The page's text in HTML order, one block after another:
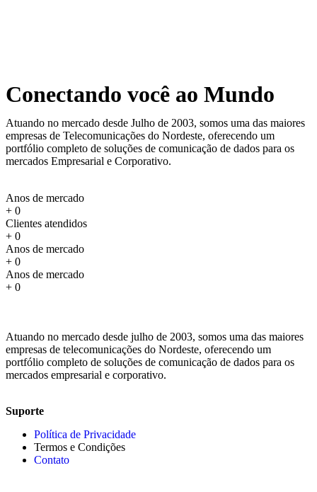
Conectando você ao Mundo
Atuando no mercado desde Julho de 2003, somos uma das maiores
empresas de Telecomunicações do Nordeste, oferecendo um
portfólio completo de soluções de comunicação de dados para os
mercados Empresarial e Corporativo.
Anos de mercado
+ 0
Clientes atendidos
+ 0
Anos de mercado
+ 0
Anos de mercado
+ 0
Atuando no mercado desde julho de 2003, somos uma das maiores
empresas de telecomunicações do Nordeste, oferecendo um
portfólio completo de soluções de comunicação de dados para os
mercados empresarial e corporativo.
Suporte
Política de Privacidade
Termos e Condições
Contato